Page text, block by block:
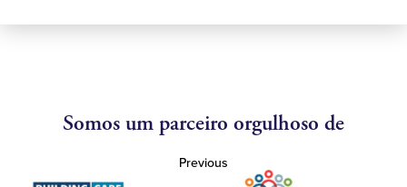
Somos um parceiro orgulhoso de
Previous